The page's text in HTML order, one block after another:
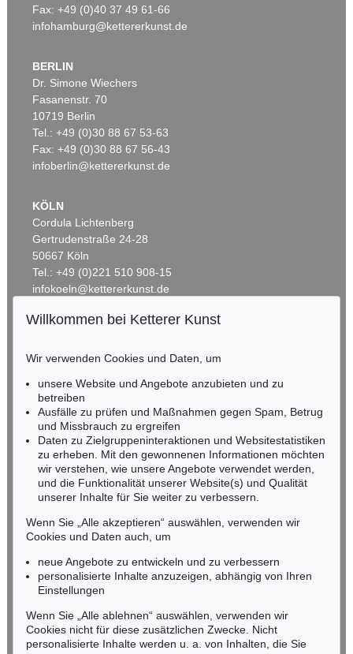
KATHARINA GROSSE
Ohne Titel, 2000
Ergebnis:€ 304.800
Auktion 540 - Lot 18
Ohne Titel
, 2008
Ergebnis:€ 279.400
Auktion 469 - Lot 814
Ergebnis:
Auktion 545 - Lot 76
K. GROSSE
Ohne Titel, 2020
Ergebnis:€ 266.700
Auktion 535 - Lot 2
K. GROSSE
Ohne Titel, 2003
Ergebnis:€ 237.500
Fax: +49 (0)40 37 49 61-66
infohamburg@kettererkunst.de
BERLIN
Dr. Simone Wiechers
Fasanenstr. 70
10719 Berlin
Tel.: +49 (0)30 88 67 53-63
Fax: +49 (0)30 88 67 56-43
infoberlin@kettererkunst.de
KÖLN
Cordula Lichtenberg
Gertrudenstraße 24-28
50667 Köln
Tel.: +49 (0)221 510 908-15
infokoeln@kettererkunst.de
RHEINLAND-PFALZ
Miriam Heß
Tel.: +49 (0)62 21 58 80-038
Fax: +49 (0)62 21 58 80-595
infoheidelberg@kettererkunst.de
NORDDEUTSCHLAND
Nico Kassel, M.A.
Tel.: +49 (0)89 55244-164
Mobil: +49 (0)171 8618661
n.kassel@kettererkunst.de
Keine Auktion mehr verpassen!
Wir informieren Sie rechtzeitig.
Willkommen bei Ketterer Kunst
Wir verwenden Cookies und Daten, um
unsere Website und Angebote anzubieten und zu
betreiben
Ausfälle zu prüfen und Maßnahmen gegen Spam, Betrug
und Missbrauch zu ergreifen
Daten zu Zielgruppeninteraktionen und Websitestatistiken
zu erheben. Mit den gewonnenen Informationen möchten
wir verstehen, wie unsere Angebote verwendet werden,
und die Funktionalität unserer Website(s) und Qualität
unserer Inhalte für Sie weiter zu verbessern.
Wenn Sie „Alle akzeptieren“ auswählen, verwenden wir
Cookies und Daten auch, um
neue Angebote zu entwickeln und zu verbessern
personalisierte Inhalte anzuzeigen, abhängig von Ihren
Einstellungen
Wenn Sie „Alle ablehnen“ auswählen, verwenden wir
Cookies nicht für diese zusätzlichen Zwecke. Nicht
personalisierte Inhalte werden u. a. von Inhalten, die Sie